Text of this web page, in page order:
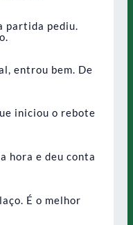
partida pediu.
entrou bem. De
iniciou o rebote
hora e deu conta
É o melhor